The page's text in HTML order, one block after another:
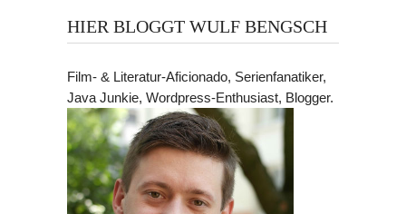
HIER BLOGGT WULF BENGSCH
Film- & Literatur-Aficionado, Serienfanatiker,
Java Junkie, Wordpress-Enthusiast, Blogger.